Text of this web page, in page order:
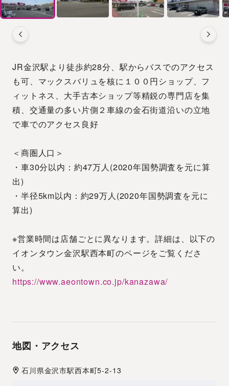
JR金沢駅より徒歩約28分、駅からバスでのアクセス
も可、マックスバリュを核に１００円ショップ、フ
ィットネス、大手古本ショップ等精鋭の専門店を集
積、交通量の多い片側２車線の金石街道沿いの立地
で車でのアクセス良好
＜商圏人口＞
・車30分以内：約47万人(2020年国勢調査を元に算
出)
・半径5km以内：約29万人(2020年国勢調査を元に
算出)
※営業時間は店舗ごとに異なります。詳細は、以下の
イオンタウン金沢駅西本町のページをご覧くださ
い。
https://www.aeontown.co.jp/kanazawa/
地図・アクセス
石川県金沢市駅西本町5-2-13